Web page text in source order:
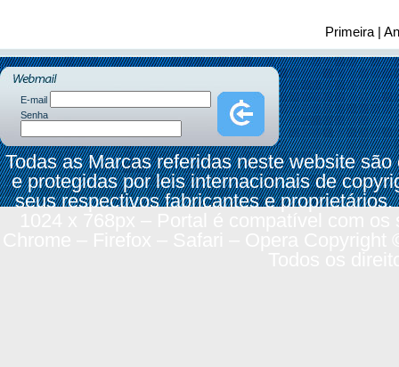
Primeira |
E-mail
Senha
Todas as Marcas referidas neste website
e protegidas por leis internacionais de
seus respectivos fabricantes e